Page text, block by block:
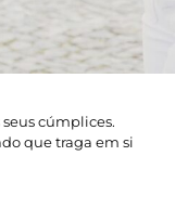
cúmplices.
que traga em si